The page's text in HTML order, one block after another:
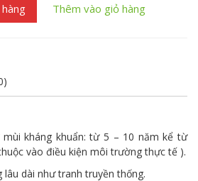
Thêm vào giỏ hàng
kháng khuẩn: từ 5 – 10 năm kể từ
vào điều kiện môi trường thực tế ).
dài như tranh truyền thống.